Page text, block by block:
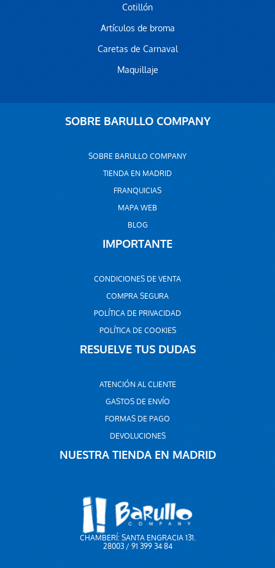
Cotillón
Artículos de broma
Caretas de Carnaval
Maquillaje
SOBRE BARULLO COMPANY
SOBRE BARULLO COMPANY
TIENDA EN MADRID
FRANQUICIAS
MAPA WEB
BLOG
IMPORTANTE
CONDICIONES DE VENTA
COMPRA SEGURA
POLÍTICA DE PRIVACIDAD
POLÍTICA DE COOKIES
RESUELVE TUS DUDAS
ATENCIÓN AL CLIENTE
GASTOS DE ENVÍO
FORMAS DE PAGO
DEVOLUCIONES
NUESTRA TIENDA EN MADRID
CHAMBERÍ: SANTA ENGRACIA 131.
28003 / 91 399 34 84